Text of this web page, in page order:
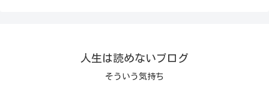
人生は読めないブログ
そういう気持ち